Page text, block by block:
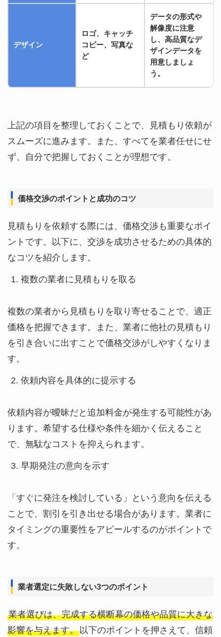
デザイン
ロゴ、キャッチ
コピー、写真な
ど
データの形式や
解像度に注意
し、高品質なデ
ザインデータを
用意しましょ
う。
上記の項目を整理しておくことで、見積もり依頼が
スムーズに進みます。また、すべてを業者任せにせ
ず、自分で把握しておくことが理想です。
価格交渉のポイントと成功のコツ
見積もりを依頼する際には、価格交渉も重要なポイ
ントです。以下に、交渉を成功させるための具体的
なコツを紹介します。
複数の業者に見積もりを取る
複数の業者から見積もりを取り寄せることで、適正
価格を把握できます。また、業者に他社の見積もり
を引き合いに出すことで価格交渉がしやすくなりま
す。
依頼内容を具体的に提示する
依頼内容が曖昧だと追加料金が発生する可能性があ
ります。希望する仕様や条件を細かく伝えること
で、無駄なコストを抑えられます。
早期発注の意向を示す
「すぐに発注を検討している」という意向を伝える
ことで、割引を引き出せる場合があります。業者に
タイミングの重要性をアピールするのがポイントで
す。
業者選定に失敗しない3つのポイント
業者選びは、完成する横断幕の価格や品質に大きな
影響を与えます。 以下のポイントを押さえて、信頼